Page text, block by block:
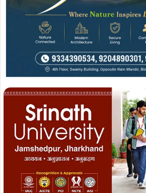
Join WhatsApp
Join Facebook
मामले की समीक्षा के दौरान आवास बोर्ड के
कि संबंधित भूमि आवास बोर्ड के अधीन है,
कार्रवाई उनकी ओर से नहीं कराई गई थी।
प्रशासन को पूरे मामले की निष्पक्ष जांच कर
कार्रवाई सुनिश्चित करने का निर्देश दिया,
के रोजगार पर चोट और कानून को हाथ में लेने
हालत में स्वीकार नहीं की जाएगी.